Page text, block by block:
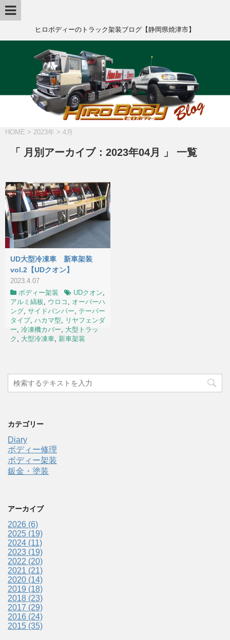
ヒロボディーのトラック架装ブログ【静岡県焼津市】
HOME > 2023年 > 4月
「 月別アーカイブ：2023年04月 」 一覧
UD大型冷凍車 新車架装
vol.2【UDクオン】
2023.4.07
ボディー架装
UDクオン
アルミ縞板
ウロコ
オーバーハ
ング サイドバンパー
テーパー
タイプ, ハカマ型
リヤフェンダ
ー 冷凍機カバー
大型トラッ
ク
大型冷凍車 新車架装
カテゴリー
Diary
ボディー修理
ボディー架装
鈑金・塗装
アーカイブ
2026 (6)
2025 (19)
2024 (11)
2023 (19)
2022 (20)
2021 (21)
2020 (14)
2019 (18)
2018 (23)
2017 (29)
2016 (24)
2015 (35)